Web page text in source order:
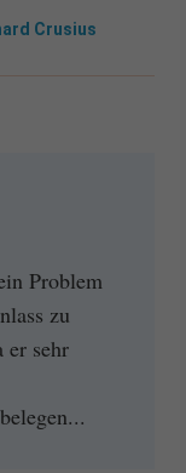
Crusius
Problem
zu
er sehr